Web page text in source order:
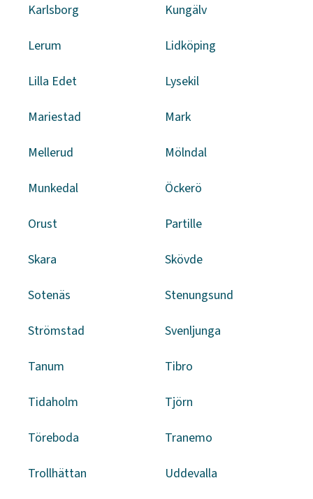
Karlsborg Kungälv
Lerum Lidköping
Lilla Edet Lysekil
Mariestad Mark
Mellerud Mölndal
Munkedal Öckerö
Orust Partille
Skara Skövde
Sotenäs Stenungsund
Strömstad Svenljunga
Tanum Tibro
Tidaholm Tjörn
Töreboda Tranemo
Trollhättan Uddevalla